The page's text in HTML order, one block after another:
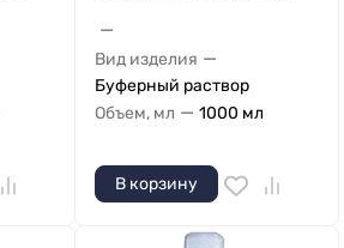
—
Вид изделия —
Буферный раствор
Объем, мл — 1000 мл
В корзину